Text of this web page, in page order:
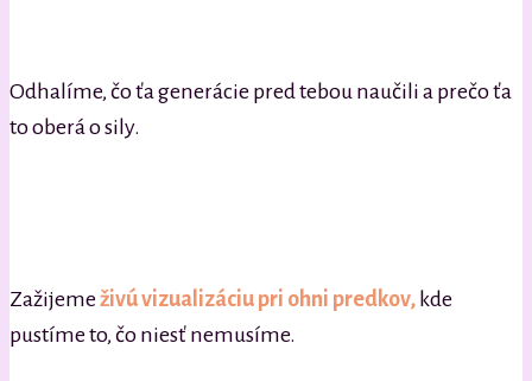
Odhalíme, čo ťa generácie pred tebou naučili a prečo ťa
to oberá o sily.
Zažijemeživú vizualizáciu pri ohni predkov, kde
pustíme to, čo niesť nemusíme.